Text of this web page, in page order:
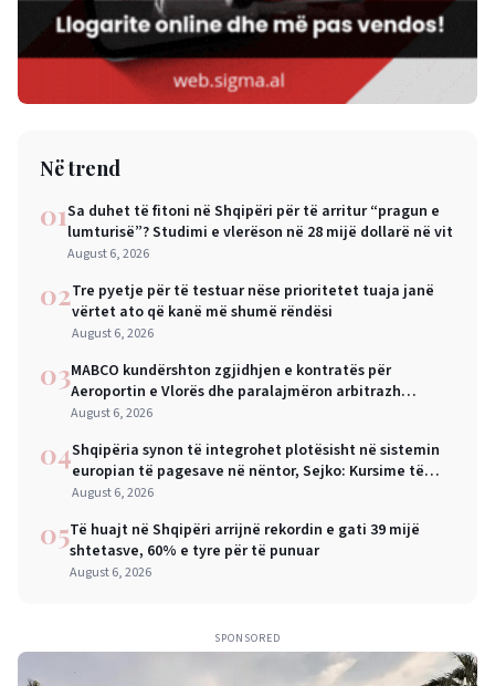
Në trend
01Sa duhet të fitoni në Shqipëri për të arritur “pragun e
lumturisë”? Studimi e vlerëson në 28 mijë dollarë në vit
August 6, 2026
02Tre pyetje për të testuar nëse prioritetet tuaja janë
vërtet ato që kanë më shumë rëndësi
August 6, 2026
03MABCO kundërshton zgjidhjen e kontratës për
Aeroportin e Vlorës dhe paralajmëron arbitrazh
ndërkombëtar
August 6, 2026
04Shqipëria synon të integrohet plotësisht në sistemin
europian të pagesave në nëntor, Sejko: Kursime të
mëdha për qytetarët dhe bizneset
August 6, 2026
05Të huajt në Shqipëri arrijnë rekordin e gati 39 mijë
shtetasve, 60% e tyre për të punuar
August 6, 2026
SPONSORED